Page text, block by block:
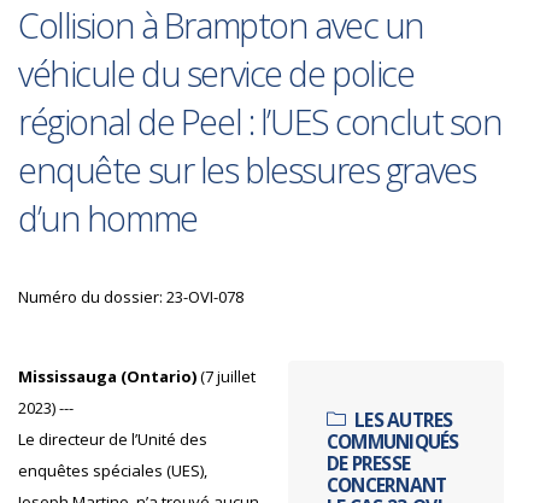
Collision à Brampton avec un
véhicule du service de police
régional de Peel : l’UES conclut son
enquête sur les blessures graves
d’un homme
Numéro du dossier: 23-OVI-078
LES AUTRES
COMMUNIQUÉS
DE PRESSE
CONCERNANT
Mississauga (Ontario)(7 juillet
2023) ---
Le directeur de l’Unité des
enquêtes spéciales (UES),